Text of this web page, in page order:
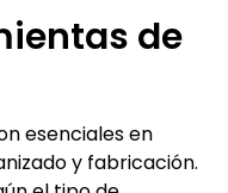
de
esenciales en
y fabricación.